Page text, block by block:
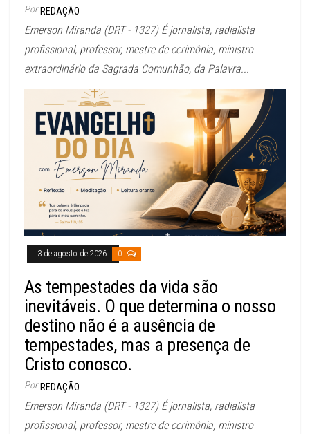
Por REDAÇÃO
Emerson Miranda (DRT - 1327) É jornalista, radialista
profissional, professor, mestre de cerimônia, ministro
extraordinário da Sagrada Comunhão, da Palavra...
3 de agosto de 2026 0
As tempestades da vida são
inevitáveis. O que determina o nosso
destino não é a ausência de
tempestades, mas a presença de
Cristo conosco.
Por REDAÇÃO
Emerson Miranda (DRT - 1327) É jornalista, radialista
profissional, professor, mestre de cerimônia, ministro